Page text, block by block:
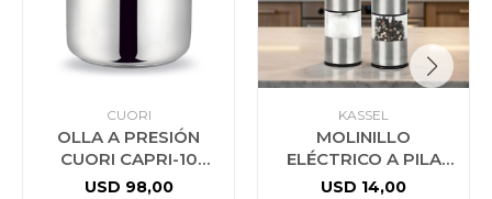
CUORI
OLLA A PRESIÓN
CUORI CAPRI-10
ACERO INOX.
USD 98,00
KASSEL
MOLINILLO
ELÉCTRICO A PILA
PARA SAL O PIMIENTA
USD 14,00